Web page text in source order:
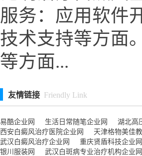
服务：应用软件
技术支持等方面
等方面...
友情链接 Friendly Link
易酷企业网 生活日常随笔企业网
湖北高
西安白癜风治疗医院企业网
天津格物美佳
武汉白癜风治疗企业网
重庆贤盾科技企业网
银川服装网
武汉白斑病专业治疗机构企业网